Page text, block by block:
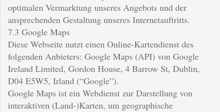
optimalen Vermarktung unseres Angebots und der
ansprechenden Gestaltung unseres Internetauftritts.
7.3 Google Maps
Diese Webseite nutzt einen Online-Kartendienst des
folgenden Anbieters: Google Maps (API) von Google
Ireland Limited, Gordon House, 4 Barrow St, Dublin,
D04 E5W5, Irland (“Google”).
Google Maps ist ein Webdienst zur Darstellung von
interaktiven (Land-)Karten, um geographische